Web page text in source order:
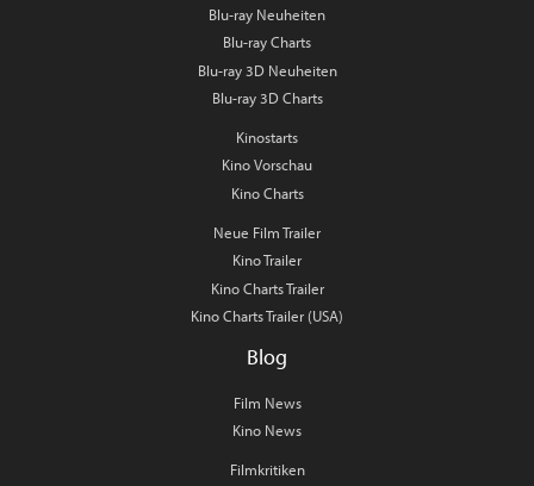
Blu-ray Neuheiten
Blu-ray Charts
Blu-ray 3D Neuheiten
Blu-ray 3D Charts
Kinostarts
Kino Vorschau
Kino Charts
Neue Film Trailer
Kino Trailer
Kino Charts Trailer
Kino Charts Trailer (USA)
Blog
Film News
Kino News
Filmkritiken